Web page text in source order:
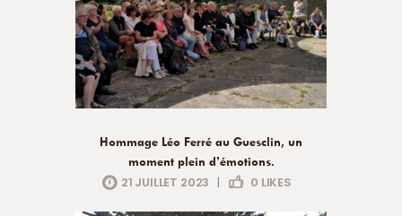
Hommage Léo Ferré au Guesclin, un
moment plein d’émotions.
21 JUILLET 2023 | 0 LIKES